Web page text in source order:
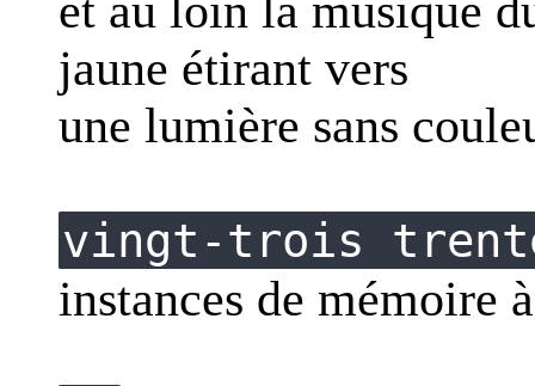
jaune étirant vers
une lumière sans
vingt-trois
instances de mémoire